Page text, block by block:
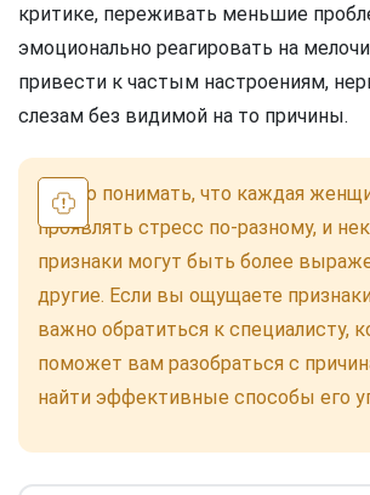
критике, переживать меньшие
эмоционально реагировать на
привести к частым настроениям,
слезам без видимой на то причины.
Важно понимать, что каждая
проявлять стресс по-разному, и
признаки могут быть более
другие. Если вы ощущаете
важно обратиться к специалисту,
поможет вам разобраться с
найти эффективные способы его